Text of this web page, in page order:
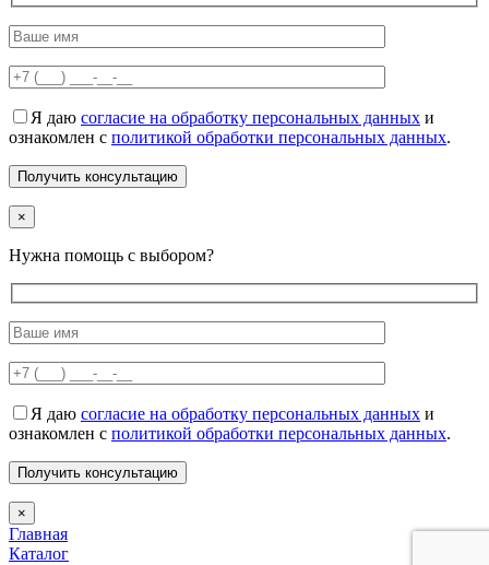
Я даю согласие на обработку персональных данных и
ознакомлен с политикой обработки персональных данных.
×
Нужна помощь с выбором?
Я даю согласие на обработку персональных данных и
ознакомлен с политикой обработки персональных данных.
×
Главная
Каталог